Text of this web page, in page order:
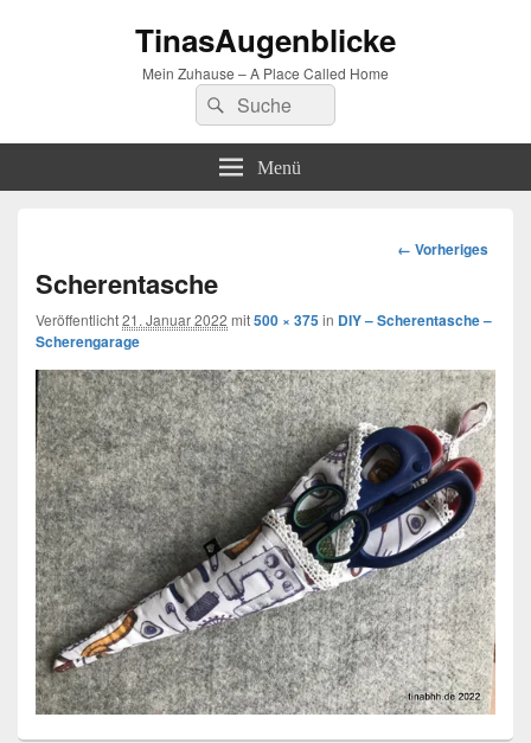
TinasAugenblicke
Mein Zuhause – A Place Called Home
Suchen
nach:
Suchen
Menü
Bilder-
← Vorheriges
Scherentasche
Veröffentlicht21. Januar 2022 mit500 × 375in DIY – Scherentasche –
Scherengarage